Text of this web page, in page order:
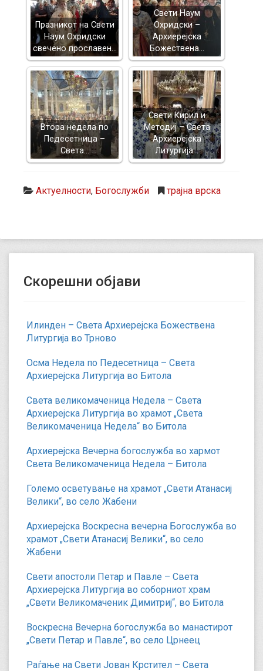
Празникот на Свети
Наум Охридски
свечено прославен…
Свети Наум
Охридски –
Архиерејска
Божествена…
Втора недела по
Педесетница –
Света…
Свети Кирил и
Методиј – Света
Архиерејска
Литургија…
Актуелности, Богослужби трајна врска
Скорешни објави
Илинден – Света Архиерејска Божествена
Литургија во Трново
Осма Недела по Педесетница – Света
Архиерејска Литургија во Битола
Света великомаченица Недела – Света
Архиерејска Литургија во храмот „Света
Великомаченица Недела“ во Битола
Архиерејска Вечерна богослужба во хармот
Света Великомаченица Недела – Битола
Големо осветување на храмот „Свети Атанасиј
Велики“, во село Жабени
Архиерејска Воскресна вечерна Богослужба во
храмот „Свети Атанасиј Велики“, во село
Жабени
Свети апостоли Петар и Павле – Света
Архиерејска Литургија во соборниот храм
„Свети Великомаченик Димитриј“, во Битола
Воскресна Вечерна богослужба во манастирот
„Свети Петар и Павле“, во село Црнеец
Раѓање на Свети Јован Крстител – Света